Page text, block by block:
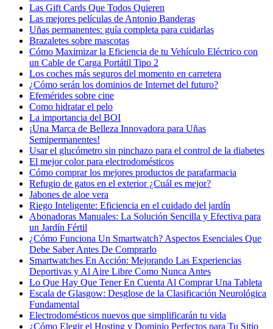
Las Gift Cards Que Todos Quieren
Las mejores películas de Antonio Banderas
Uñas permanentes: guía completa para cuidarlas
Brazaletes sobre mascotas
Cómo Maximizar la Eficiencia de tu Vehículo Eléctrico con
un Cable de Carga Portátil Tipo 2
Los coches más seguros del momento en carretera
¿Cómo serán los dominios de Internet del futuro?
Efemérides sobre cine
Сomo hidratar el pelo
La importancia del BOI
¡Una Marca de Belleza Innovadora para Uñas
Semipermanentes!
Usar el glucómetro sin pinchazo para el control de la diabetes
El mejor color para electrodomésticos
Cómo comprar los mejores productos de parafarmacia
Refugio de gatos en el exterior ¿Cuál es mejor?
Jabones de aloe vera
Riego Inteligente: Eficiencia en el cuidado del jardín
Abonadoras Manuales: La Solución Sencilla y Efectiva para
un Jardín Fértil
¿Cómo Funciona Un Smartwatch? Aspectos Esenciales Que
Debe Saber Antes De Comprarlo
Smartwatches En Acción: Mejorando Las Experiencias
Deportivas y Al Aire Libre Como Nunca Antes
Lo Que Hay Que Tener En Cuenta Al Comprar Una Tableta
Escala de Glasgow: Desglose de la Clasificación Neurológica
Fundamental
Electrodomésticos nuevos que simplificarán tu vida
¿Cómo Elegir el Hosting y Dominio Perfectos para Tu Sitio